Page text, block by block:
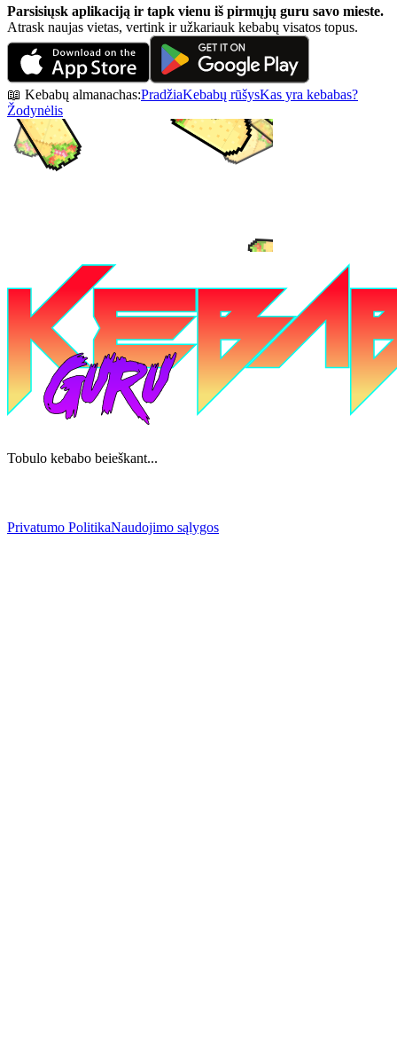
Parsisiųsk aplikaciją ir tapk vienu iš pirmųjų guru savo mieste.
Atrask naujas vietas, vertink ir užkariauk kebabų visatos topus.
📖 Kebabų almanachas:PradžiaKebabų rūšysKas yra kebabas?
Žodynėlis
Tobulo kebabo beieškant...
Privatumo PolitikaNaudojimo sąlygos